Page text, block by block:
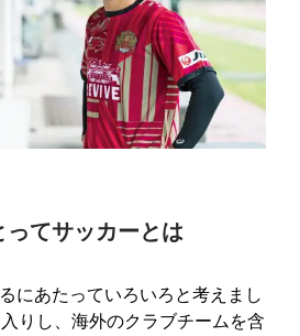
ってサッカーとは
にあたっていろいろと考えまし
りし、海外のクラブチームを含